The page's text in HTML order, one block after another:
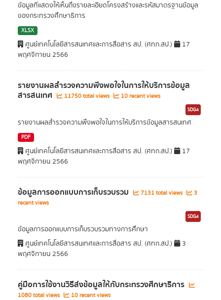
ข้อมูลที่แสดงให้เห็นถึงรายละเอียดโครงสร้างและรหัสมาตรฐานข้อมูล
ของกระทรวงศึกษาธิการ
XLSX
ศูนย์เทคโนโลยีสารสนเทศและการสื่อสาร สป. (ศทก.สป.)
17
พฤศจิกายน 2566
รายงานผลสำรวจความพึงพอใจในการให้บริการข้อมูล
สารสนเทศ 11750 total views 10 recent views
SDG4
รายงานผลสำรวจความพึงพอใจในการให้บริการข้อมูลสารสนเทศ
PDF
ศูนย์เทคโนโลยีสารสนเทศและการสื่อสาร สป. (ศทก.สป.)
17
พฤศจิกายน 2566
ข้อมูลการออกแบบการเก็บรวบรวม 7131 total views
3
recent views
SDG4
ข้อมูลการออกแบบการเก็บรวบรวมทางการศึกษา
ศูนย์เทคโนโลยีสารสนเทศและการสื่อสาร สป. (ศทก.สป.)
3
พฤศจิกายน 2566
คู่มือการใช้งานวิธีส่งข้อมูลให้กับกระทรวงศึกษาธิการ
1080 total views 10 recent views